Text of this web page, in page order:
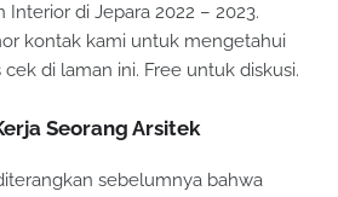
Interior di Jepara 2022 – 2023.
kontak kami untuk mengetahui
cek di laman ini. Free untuk diskusi.
Seorang Arsitek
sebelumnya bahwa